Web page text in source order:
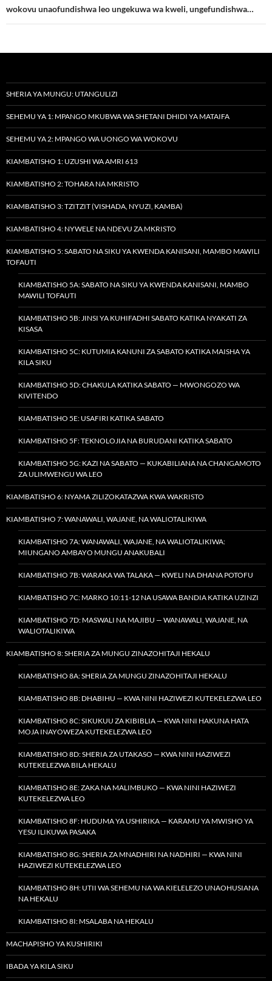
wokovu unaofundishwa leo ungekuwa wa kweli, ungefundishwa…
SHERIA YA MUNGU: UTANGULIZI
SEHEMU YA 1: MPANGO MKUBWA WA SHETANI DHIDI YA MATAIFA
SEHEMU YA 2: MPANGO WA UONGO WA WOKOVU
KIAMBATISHO 1: UZUSHI WA AMRI 613
KIAMBATISHO 2: TOHARA NA MKRISTO
KIAMBATISHO 3: TZITZIT (VISHADA, NYUZI, KAMBA)
KIAMBATISHO 4: NYWELE NA NDEVU ZA MKRISTO
KIAMBATISHO 5: SABATO NA SIKU YA KWENDA KANISANI, MAMBO MAWILI
TOFAUTI
KIAMBATISHO 5A: SABATO NA SIKU YA KWENDA KANISANI, MAMBO
MAWILI TOFAUTI
KIAMBATISHO 5B: JINSI YA KUHIFADHI SABATO KATIKA NYAKATI ZA
KISASA
KIAMBATISHO 5C: KUTUMIA KANUNI ZA SABATO KATIKA MAISHA YA
KILA SIKU
KIAMBATISHO 5D: CHAKULA KATIKA SABATO — MWONGOZO WA
KIVITENDO
KIAMBATISHO 5E: USAFIRI KATIKA SABATO
KIAMBATISHO 5F: TEKNOLOJIA NA BURUDANI KATIKA SABATO
KIAMBATISHO 5G: KAZI NA SABATO — KUKABILIANA NA CHANGAMOTO
ZA ULIMWENGU WA LEO
KIAMBATISHO 6: NYAMA ZILIZOKATAZWA KWA WAKRISTO
KIAMBATISHO 7: WANAWALI, WAJANE, NA WALIOTALIKIWA
KIAMBATISHO 7A: WANAWALI, WAJANE, NA WALIOTALIKIWA:
MIUNGANO AMBAYO MUNGU ANAKUBALI
KIAMBATISHO 7B: WARAKA WA TALAKA — KWELI NA DHANA POTOFU
KIAMBATISHO 7C: MARKO 10:11-12 NA USAWA BANDIA KATIKA UZINZI
KIAMBATISHO 7D: MASWALI NA MAJIBU — WANAWALI, WAJANE, NA
WALIOTALIKIWA
KIAMBATISHO 8: SHERIA ZA MUNGU ZINAZOHITAJI HEKALU
KIAMBATISHO 8A: SHERIA ZA MUNGU ZINAZOHITAJI HEKALU
KIAMBATISHO 8B: DHABIHU — KWA NINI HAZIWEZI KUTEKELEZWA LEO
KIAMBATISHO 8C: SIKUKUU ZA KIBIBLIA — KWA NINI HAKUNA HATA
MOJA INAYOWEZA KUTEKELEZWA LEO
KIAMBATISHO 8D: SHERIA ZA UTAKASO — KWA NINI HAZIWEZI
KUTEKELEZWA BILA HEKALU
KIAMBATISHO 8E: ZAKA NA MALIMBUKO — KWA NINI HAZIWEZI
KUTEKELEZWA LEO
KIAMBATISHO 8F: HUDUMA YA USHIRIKA — KARAMU YA MWISHO YA
YESU ILIKUWA PASAKA
KIAMBATISHO 8G: SHERIA ZA MNADHIRI NA NADHIRI — KWA NINI
HAZIWEZI KUTEKELEZWA LEO
KIAMBATISHO 8H: UTII WA SEHEMU NA WA KIELELEZO UNAOHUSIANA
NA HEKALU
KIAMBATISHO 8I: MSALABA NA HEKALU
MACHAPISHO YA KUSHIRIKI
IBADA YA KILA SIKU